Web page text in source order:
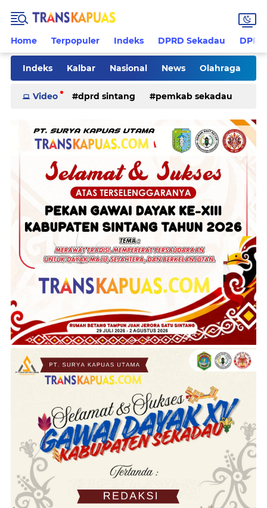
Home Terpopuler Indeks DPRD Sekadau
Indeks Kalbar Nasional News Olahraga
Pilkades Rohani Sanggau Sekadau
kriminal
Video dprd sintang pemkab sekadau